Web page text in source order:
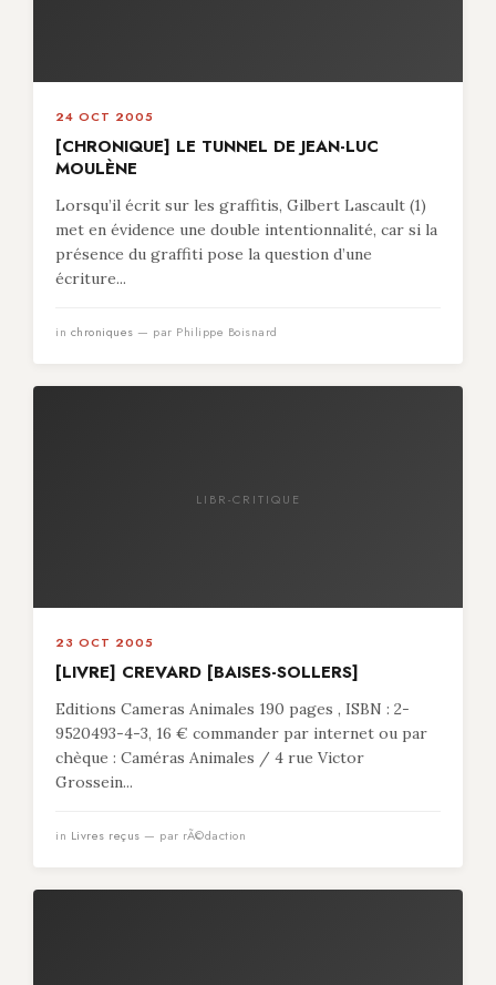
24 OCT 2005
[CHRONIQUE] LE TUNNEL DE JEAN-LUC
MOULÈNE
Lorsqu’il écrit sur les graffitis, Gilbert Lascault (1)
met en évidence une double intentionnalité, car si la
présence du graffiti pose la question d’une
écriture...
in chroniques — par Philippe Boisnard
LIBR-CRITIQUE
23 OCT 2005
[LIVRE] CREVARD [BAISES-SOLLERS]
Editions Cameras Animales 190 pages , ISBN : 2-
9520493-4-3, 16 € commander par internet ou par
chèque : Caméras Animales / 4 rue Victor
Grossein...
in Livres reçus — par rÃ©daction